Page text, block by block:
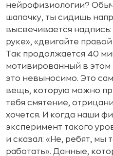
нейрофизиологии?
шапочку, ты сидишь
высвечивается
руке», «двигайте
Так продолжается 40
мотивированный в этом
это невыносимо. Это
вещь, которую можно
тебя смятение,
хочется. И когда наши
эксперимент такого
и сказал: «Не, ребят, мы
работать». Данные,